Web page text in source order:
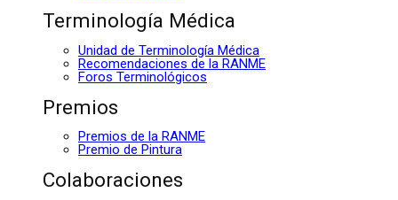
Terminología Médica
Unidad de Terminología Médica
Recomendaciones de la RANME
Foros Terminológicos
Premios
Premios de la RANME
Premio de Pintura
Colaboraciones